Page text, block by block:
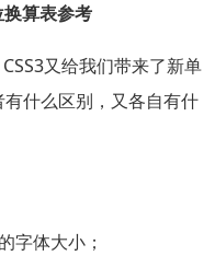
算表参考
又给我们带来了新单
什么区别，又各自有什
字体大小；